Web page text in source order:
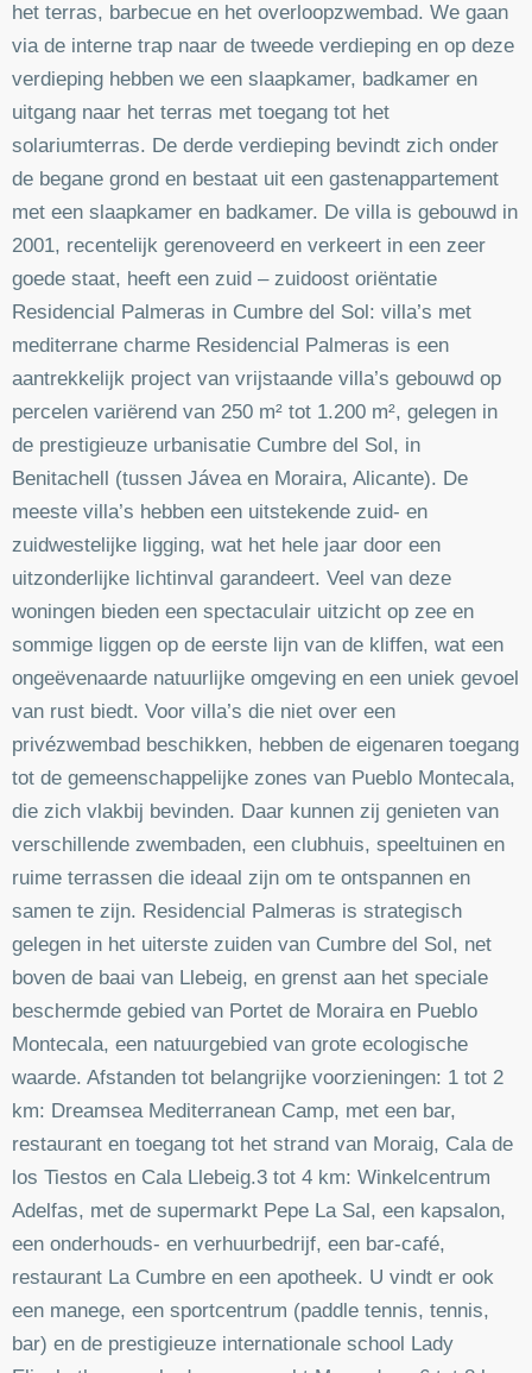
het terras, barbecue en het overloopzwembad. We gaan
via de interne trap naar de tweede verdieping en op deze
verdieping hebben we een slaapkamer, badkamer en
uitgang naar het terras met toegang tot het
solariumterras. De derde verdieping bevindt zich onder
de begane grond en bestaat uit een gastenappartement
met een slaapkamer en badkamer. De villa is gebouwd in
2001, recentelijk gerenoveerd en verkeert in een zeer
goede staat, heeft een zuid – zuidoost oriëntatie
Residencial Palmeras in Cumbre del Sol: villa’s met
mediterrane charme Residencial Palmeras is een
aantrekkelijk project van vrijstaande villa’s gebouwd op
percelen variërend van 250 m² tot 1.200 m², gelegen in
de prestigieuze urbanisatie Cumbre del Sol, in
Benitachell (tussen Jávea en Moraira, Alicante). De
meeste villa’s hebben een uitstekende zuid- en
zuidwestelijke ligging, wat het hele jaar door een
uitzonderlijke lichtinval garandeert. Veel van deze
woningen bieden een spectaculair uitzicht op zee en
sommige liggen op de eerste lijn van de kliffen, wat een
ongeëvenaarde natuurlijke omgeving en een uniek gevoel
van rust biedt. Voor villa’s die niet over een
privézwembad beschikken, hebben de eigenaren toegang
tot de gemeenschappelijke zones van Pueblo Montecala,
die zich vlakbij bevinden. Daar kunnen zij genieten van
verschillende zwembaden, een clubhuis, speeltuinen en
ruime terrassen die ideaal zijn om te ontspannen en
samen te zijn. Residencial Palmeras is strategisch
gelegen in het uiterste zuiden van Cumbre del Sol, net
boven de baai van Llebeig, en grenst aan het speciale
beschermde gebied van Portet de Moraira en Pueblo
Montecala, een natuurgebied van grote ecologische
waarde. Afstanden tot belangrijke voorzieningen: 1 tot 2
km: Dreamsea Mediterranean Camp, met een bar,
restaurant en toegang tot het strand van Moraig, Cala de
los Tiestos en Cala Llebeig.3 tot 4 km: Winkelcentrum
Adelfas, met de supermarkt Pepe La Sal, een kapsalon,
een onderhouds- en verhuurbedrijf, een bar-café,
restaurant La Cumbre en een apotheek. U vindt er ook
een manege, een sportcentrum (paddle tennis, tennis,
bar) en de prestigieuze internationale school Lady